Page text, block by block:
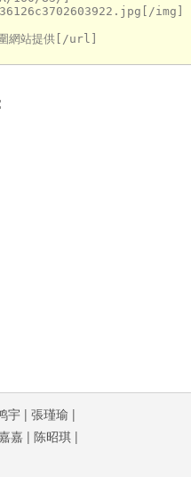
宇 | 張瑾瑜 |
嘉 | 陈昭琪 |